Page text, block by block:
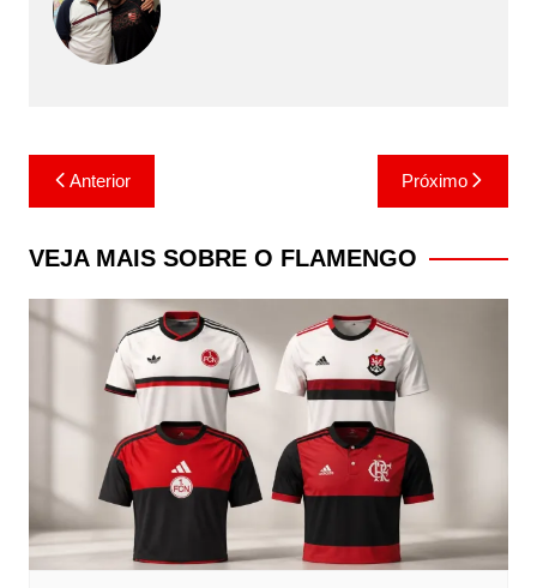
Navegação
de
Post
Anterior Próximo
VEJA MAIS SOBRE O FLAMENGO